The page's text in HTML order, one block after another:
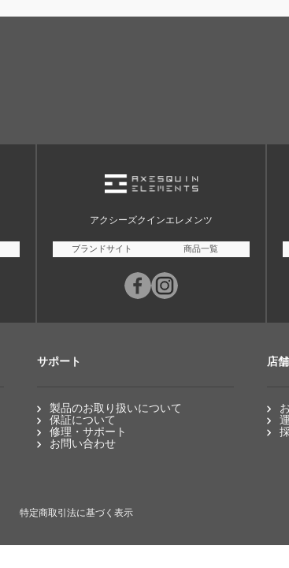
アクシーズクインエレメンツ
ブランドサイト 商品一覧
サポート
製品のお取り扱いについて
保証について
修理・サポート
お問い合わせ
店
特定商取引法に基づく表示